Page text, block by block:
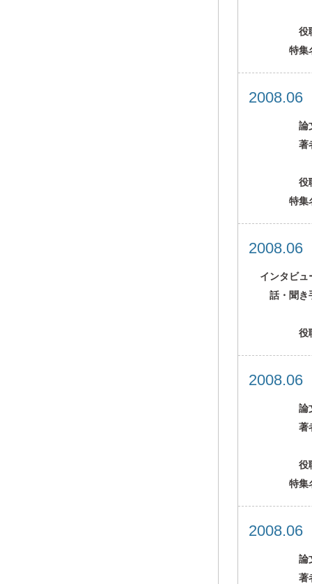
役
特集
論
著
役
特集
インタビュ
話・聞き
役
論
著
役
特集
論
著